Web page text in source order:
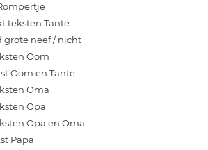
teksten Tante
grote neef / nicht
Oom
Oom en Tante
Oma
Opa
Opa en Oma
Papa